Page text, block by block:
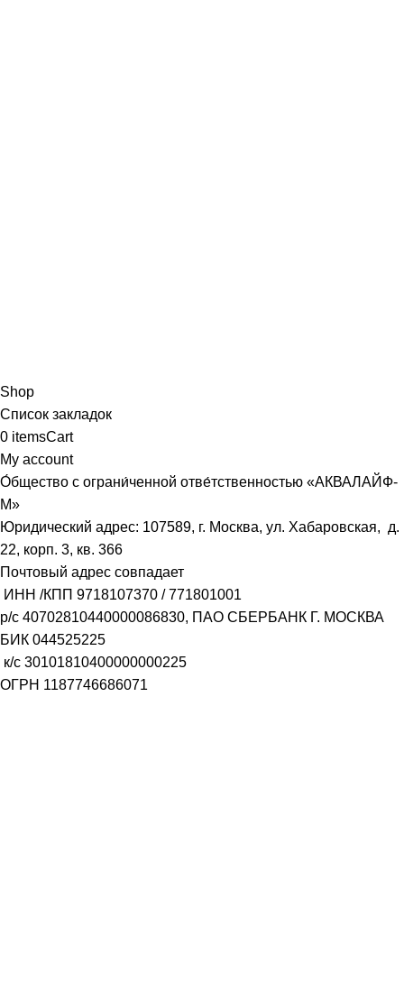
Shop
Список закладок
0 itemsCart
My account
О́бщество с ограни́ченной отве́тственностью «АКВАЛАЙФ-
М»
Юридический адрес: 107589, г. Москва, ул. Хабаровская, д.
22, корп. 3, кв. 366
Почтовый адрес совпадает
ИНН /КПП 9718107370 /771801001
р/с 40702810440000086830, ПАО СБЕРБАНК Г. МОСКВА
БИК 044525225
к/с 30101810400000000225
ОГРН 1187746686071